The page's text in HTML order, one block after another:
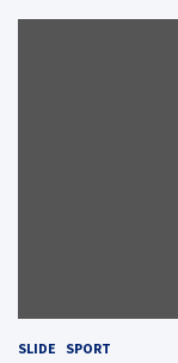
SLIDE SPORT